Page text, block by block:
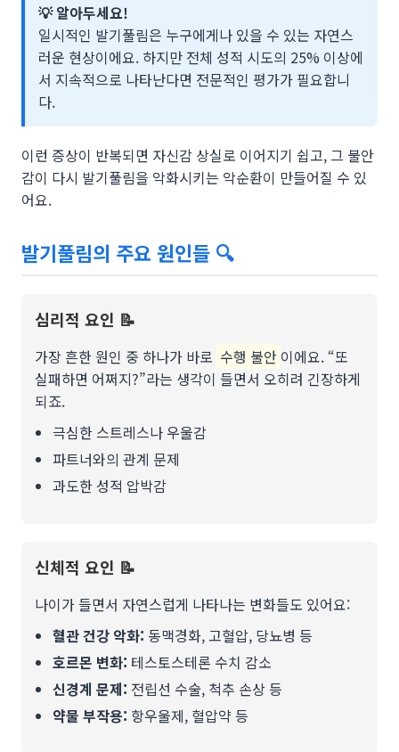
💡 알아두세요!
일시적인 발기풀림은 누구에게나 있을 수 있는 자연스
러운 현상이에요. 하지만 전체 성적 시도의 25% 이상에
서 지속적으로 나타난다면 전문적인 평가가 필요합니
다.
이런 증상이 반복되면 자신감 상실로 이어지기 쉽고, 그 불안
감이 다시 발기풀림을 악화시키는 악순환이 만들어질 수 있
어요.
발기풀림의 주요 원인들 🔍
심리적 요인 📝
가장 흔한 원인 중 하나가 바로 수행 불안 이에요. “또
실패하면 어쩌지?”라는 생각이 들면서 오히려 긴장하게
되죠.
극심한 스트레스나 우울감
파트너와의 관계 문제
과도한 성적 압박감
신체적 요인 📝
나이가 들면서 자연스럽게 나타나는 변화들도 있어요:
혈관 건강 악화: 동맥경화, 고혈압, 당뇨병 등
호르몬 변화: 테스토스테론 수치 감소
신경계 문제: 전립선 수술, 척추 손상 등
약물 부작용: 항우울제, 혈압약 등